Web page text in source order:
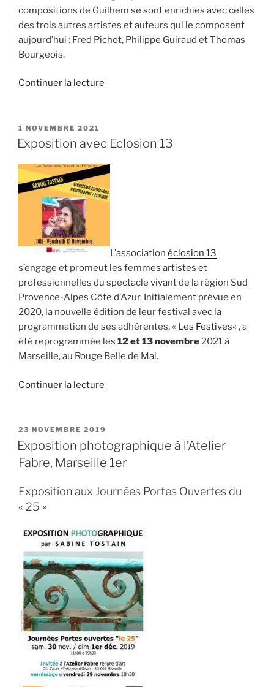
compositions de Guilhem se sont enrichies avec celles
des trois autres artistes et auteurs qui le composent
aujourd’hui : Fred Pichot, Philippe Guiraud et Thomas
Bourgeois.
Continuer la lecture
12.03.2022 »
PUBLIÉ
LE
1 NOVEMBRE 2021
Exposition avec Eclosion 13
L’association éclosion 13
s’engage et promeut les femmes artistes et
professionnelles du spectacle vivant de la région Sud
Provence-Alpes Côte d’Azur. Initialement prévue en
2020, la nouvelle édition de leur festival avec la
programmation de ses adhérentes, « Les Festives« , a
été reprogrammée les 12 et 13 novembre2021 à
Marseille, au Rouge Belle de Mai.
Continuer la lecture
Eclosion
13 »
PUBLIÉ
LE
23 NOVEMBRE 2019
Exposition photographique à l’Atelier
Fabre, Marseille 1er
Exposition aux Journées Portes Ouvertes du
« 25 »